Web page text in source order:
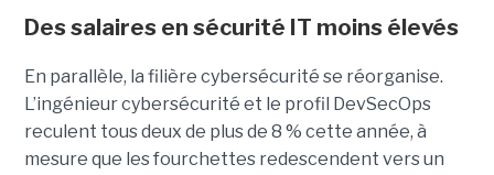
Des salaires en sécurité IT moins élevés
En parallèle, la filière cybersécurité se réorganise.
L’ingénieur cybersécurité et le profil DevSecOps
reculent tous deux de plus de 8 % cette année, à
mesure que les fourchettes redescendent vers un